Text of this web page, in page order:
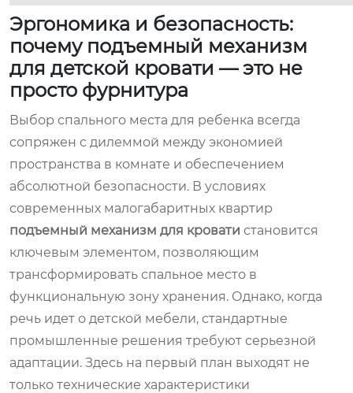
Эргономика и безопасность:
почему подъемный механизм
для детской кровати — это не
просто фурнитура
Выбор спального места для ребенка всегда
сопряжен с дилеммой между экономией
пространства в комнате и обеспечением
абсолютной безопасности. В условиях
современных малогабаритных квартир
подъемный механизм для кровати становится
ключевым элементом, позволяющим
трансформировать спальное место в
функциональную зону хранения. Однако, когда
речь идет о детской мебели, стандартные
промышленные решения требуют серьезной
адаптации. Здесь на первый план выходят не
только технические характеристики